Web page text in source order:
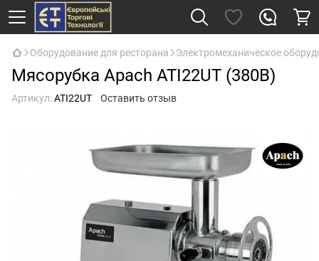
Оборудование для ресторана Электромеханическое
Мясорубка Apach ATI22UT (380В)
Артикул:ATI22UT Оставить отзыв